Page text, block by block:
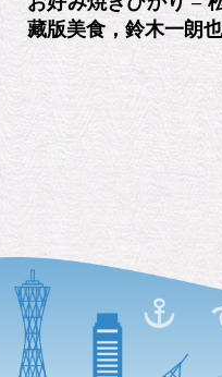
藏版美食，鈴木一朗